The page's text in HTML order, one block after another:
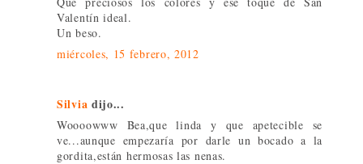
Valentín ideal.
Un beso.
miércoles, 15 febrero, 2012
Silvia dijo...
Woooowww Bea,que linda y que apetecible se
ve...aunque empezaría por darle un bocado a la
gordita,están hermosas las nenas.